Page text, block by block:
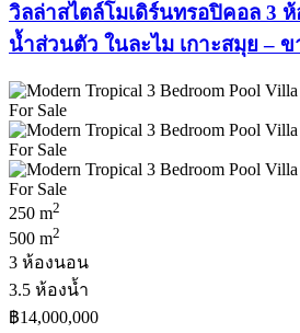
วิลล่าสไตล์โมเดิร์นทรอปิคอล 3
น้ำส่วนตัว ในละไม เกาะสมุย – ข
250 m2
500 m2
3 ห้องนอน
3.5 ห้องน้ำ
฿14,000,000